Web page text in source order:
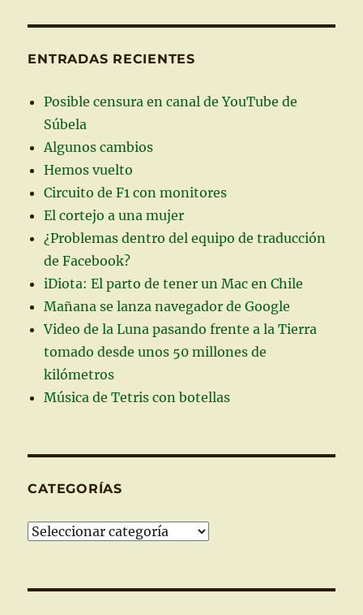
ENTRADAS RECIENTES
Posible censura en canal de YouTube de
Súbela
Algunos cambios
Hemos vuelto
Circuito de F1 con monitores
El cortejo a una mujer
¿Problemas dentro del equipo de traducción
de Facebook?
iDiota: El parto de tener un Mac en Chile
Mañana se lanza navegador de Google
Video de la Luna pasando frente a la Tierra
tomado desde unos 50 millones de
kilómetros
Música de Tetris con botellas
CATEGORÍAS
Categorías